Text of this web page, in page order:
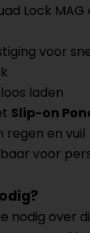
Lock MAG
voor
laden
Slip-on
regen en vuil
voor
nodig over